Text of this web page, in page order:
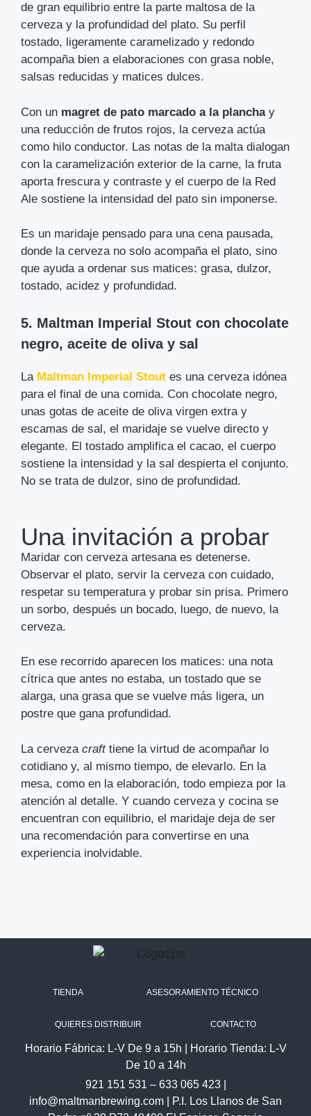
de gran equilibrio entre la parte maltosa de la
cerveza y la profundidad del plato. Su perfil
tostado, ligeramente caramelizado y redondo
acompaña bien a elaboraciones con grasa noble,
salsas reducidas y matices dulces.
Con un magret de pato marcado a la planchay
una reducción de frutos rojos, la cerveza actúa
como hilo conductor. Las notas de la malta dialogan
con la caramelización exterior de la carne, la fruta
aporta frescura y contraste y el cuerpo de la Red
Ale sostiene la intensidad del pato sin imponerse.
Es un maridaje pensado para una cena pausada,
donde la cerveza no solo acompaña el plato, sino
que ayuda a ordenar sus matices: grasa, dulzor,
tostado, acidez y profundidad.
5. Maltman Imperial Stout con chocolate
negro, aceite de oliva y sal
La Maltman Imperial Stout es una cerveza idónea
para el final de una comida. Con chocolate negro,
unas gotas de aceite de oliva virgen extra y
escamas de sal, el maridaje se vuelve directo y
elegante. El tostado amplifica el cacao, el cuerpo
sostiene la intensidad y la sal despierta el conjunto.
No se trata de dulzor, sino de profundidad.
Una invitación a probar
Maridar con cerveza artesana es detenerse.
Observar el plato, servir la cerveza con cuidado,
respetar su temperatura y probar sin prisa. Primero
un sorbo, después un bocado, luego, de nuevo, la
cerveza.
En ese recorrido aparecen los matices: una nota
cítrica que antes no estaba, un tostado que se
alarga, una grasa que se vuelve más ligera, un
postre que gana profundidad.
La cerveza crafttiene la virtud de acompañar lo
cotidiano y, al mismo tiempo, de elevarlo. En la
mesa, como en la elaboración, todo empieza por la
atención al detalle. Y cuando cerveza y cocina se
encuentran con equilibrio, el maridaje deja de ser
una recomendación para convertirse en una
experiencia inolvidable.
TIENDA ASESORAMIENTO TÉCNICO
QUIERES DISTRIBUIR CONTACTO
Horario Fábrica: L-V De 9 a 15h | Horario Tienda: L-V
De 10 a 14h
921 151 531 – 633 065 423|
info@maltmanbrewing.com
| P.I. Los Llanos de San